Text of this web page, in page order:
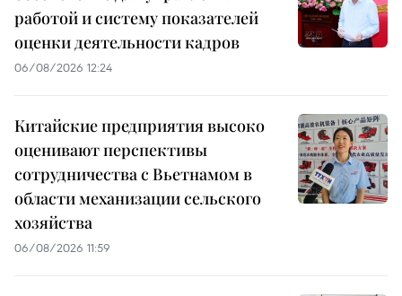
работой и систему показателей
оценки деятельности кадров
06/08/2026 12:24
Китайские предприятия высоко
оценивают перспективы
сотрудничества с Вьетнамом в
области механизации сельского
хозяйства
06/08/2026 11:59